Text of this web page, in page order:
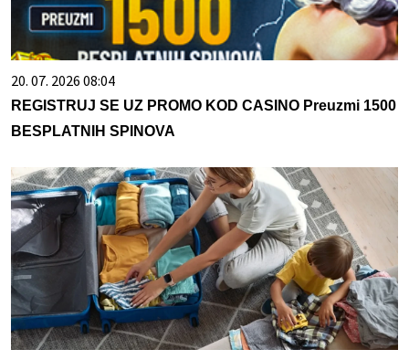
20. 07. 2026 08:04
REGISTRUJ SE UZ PROMO KOD CASINO Preuzmi 1500
BESPLATNIH SPINOVA